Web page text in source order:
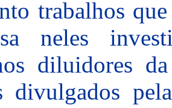
trabalhos
neles
diluidores
divulgados